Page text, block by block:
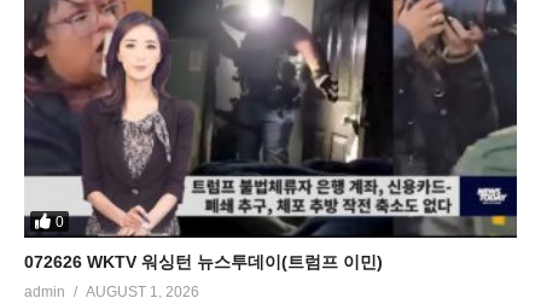
0
072626 WKTV 워싱턴 뉴스투데이(트럼프 이민)
admin AUGUST 1, 2026